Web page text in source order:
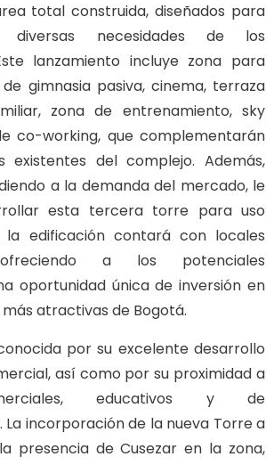
total construida, diseñados para
diversas necesidades de los
lanzamiento incluye zona para
gimnasia pasiva, cinema, terraza
zona de entrenamiento, sky
co-working, que complementarán
existentes del complejo. Además,
a la demanda del mercado, le
esta tercera torre para uso
la edificación contará con locales
ofreciendo a los potenciales
oportunidad única de inversión en
atractivas de Bogotá.
por su excelente desarrollo
así como por su proximidad a
educativos y de
incorporación de la nueva Torre a
presencia de Cusezar en la zona,